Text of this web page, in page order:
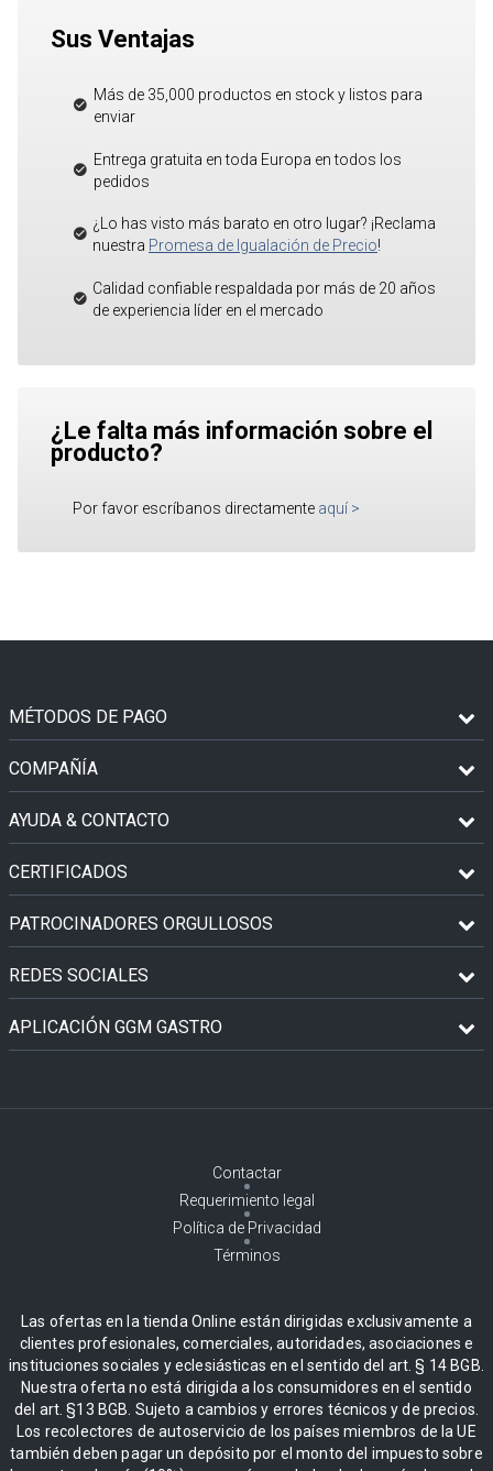
Sus Ventajas
Más de 35,000 productos en stock y listos para
enviar
Entrega gratuita en toda Europa en todos los
pedidos
¿Lo has visto más barato en otro lugar? ¡Reclama
nuestra Promesa de Igualación de Precio!
Calidad confiable respaldada por más de 20 años
de experiencia líder en el mercado
¿Le falta más información sobre el
producto?
Por favor escríbanos directamente aquí >
MÉTODOS DE PAGO
COMPAÑÍA
AYUDA & CONTACTO
CERTIFICADOS
PATROCINADORES ORGULLOSOS
REDES SOCIALES
APLICACIÓN GGM GASTRO
Contactar
Requerimiento legal
Política de Privacidad
Términos
Las ofertas en la tienda Online están dirigidas exclusivamente a
clientes profesionales, comerciales, autoridades, asociaciones e
instituciones sociales y eclesiásticas en el sentido del art. § 14 BGB.
Nuestra oferta no está dirigida a los consumidores en el sentido
del art. §13 BGB. Sujeto a cambios y errores técnicos y de precios.
Los recolectores de autoservicio de los países miembros de la UE
también deben pagar un depósito por el monto del impuesto sobre